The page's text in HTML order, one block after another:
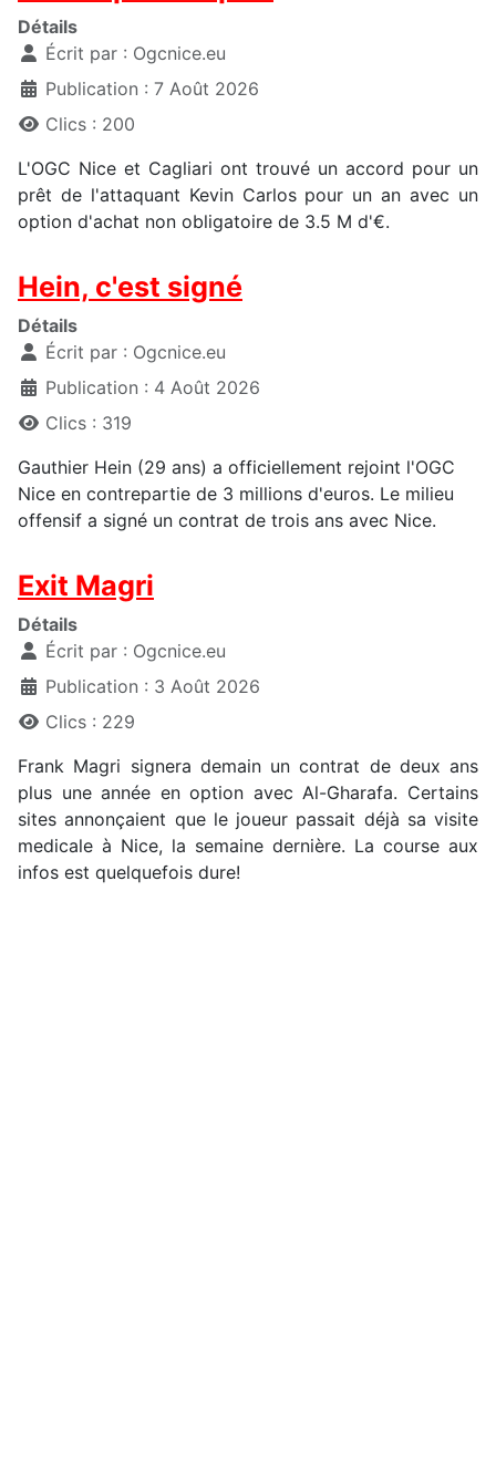
Détails
Écrit par : Ogcnice.eu
Publication : 7 Août 2026
Clics : 200
L'OGC Nice et Cagliari ont trouvé un accord pour un
prêt de l'attaquant Kevin Carlos pour un an avec un
option d'achat non obligatoire de 3.5 M d'€.
Hein, c'est signé
Détails
Écrit par : Ogcnice.eu
Publication : 4 Août 2026
Clics : 319
Gauthier Hein (29 ans) a officiellement rejoint l'OGC
Nice en contrepartie de 3 millions d'euros. Le milieu
offensif a signé un contrat de trois ans avec Nice.
Exit Magri
Détails
Écrit par : Ogcnice.eu
Publication : 3 Août 2026
Clics : 229
Frank Magri signera demain un contrat de deux ans
plus une année en option avec Al-Gharafa. Certains
sites annonçaient que le joueur passait déjà sa visite
medicale à Nice, la semaine dernière. La course aux
infos est quelquefois dure!